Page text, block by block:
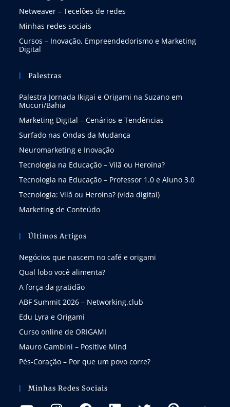
Netweaver – Tecelões de redes
Minhas redes sociais
Cursos – Inovação, Empreendedorismo e Marketing
Digital
Palestras
Palestra Jornada Ikigai e Origami na Suzano em
Mucuri/Bahia
Marketing Digital – Cenários e Tendências
Surfado nas Ondas da Mudança
Neuromarketing e Inovação
Tecnologia na Educação – Vilã ou Heroína?
Tecnologia na Educação – Professor 1.0 e Aluno 3.0
Tecnologia: Vilã ou Heroína? (vida digital)
Marketing de Conteúdo
Últimos Artigos
Negócios que nascem no café e origami
Qual lobo você alimenta?
A força da gratidão
ABF Summit 2026 – Networking.club
Edu Lyra e Origami
Curso online de ORIGAMI
Mauro Gambini – Positive Mind
Pés-Coração – Por que um povo corre?
Minhas Redes Sociais